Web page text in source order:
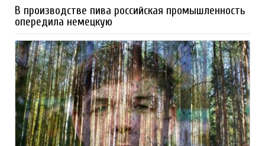
В производстве пива российская промышленность
опередила немецкую